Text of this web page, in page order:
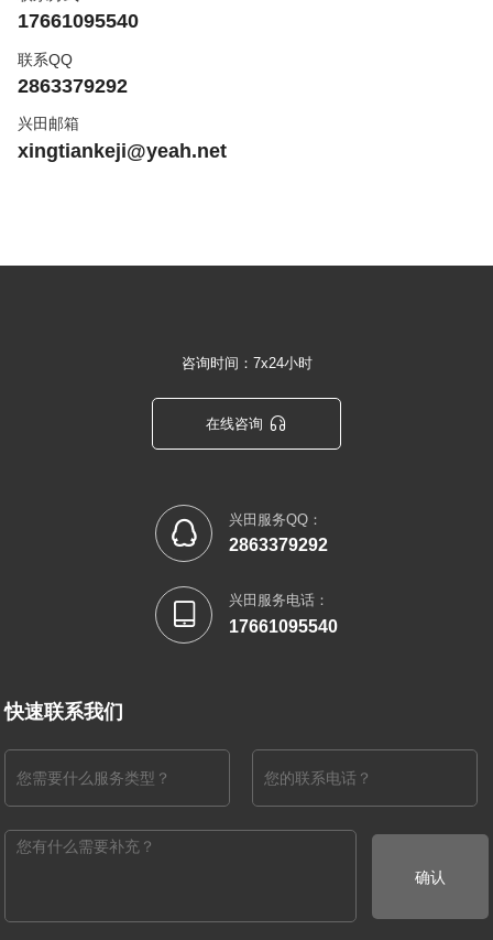
17661095540
联系QQ
2863379292
兴田邮箱
xingtiankeji@yeah.net
咨询时间：7x24小时
在线咨询 
 兴田服务QQ：
2863379292
 兴田服务电话：
17661095540
快速联系我们
确认